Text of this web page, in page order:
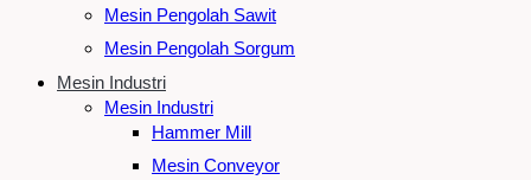
Mesin Pengolah Sawit
Mesin Pengolah Sorgum
Mesin Industri
Mesin Industri
Hammer Mill
Mesin Conveyor